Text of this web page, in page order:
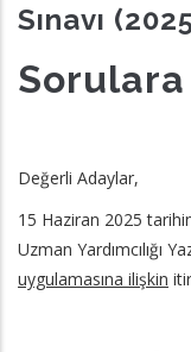
Sınavı
Değerli Adaylar,
15 Haziran 2025
Uzman Yardımcılığı
uygulamasına ilişkin